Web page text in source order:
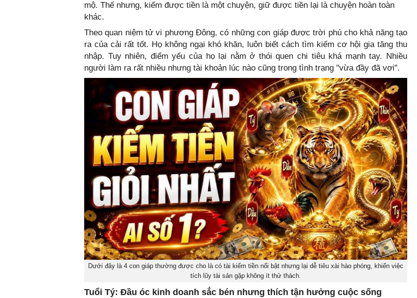
mộ. Thế nhưng, kiếm được tiền là một chuyện, giữ được tiền lại là chuyện hoàn toàn
khác.
Theo quan niệm tử vi phương Đông, có những con giáp được trời phú cho khả năng tạo
ra của cải rất tốt. Họ không ngại khó khăn, luôn biết cách tìm kiếm cơ hội gia tăng thu
nhập. Tuy nhiên, điểm yếu của họ lại nằm ở thói quen chi tiêu khá mạnh tay. Nhiều
người làm ra rất nhiều nhưng tài khoản lúc nào cũng trong tình trạng "vừa đầy đã vơi".
Dưới đây là 4 con giáp thường được cho là có tài kiếm tiền nổi bật nhưng lại dễ tiêu xài hào phóng, khiến việc
tích lũy tài sản gặp không ít thử thách.
Tuổi Tý: Đầu óc kinh doanh sắc bén nhưng thích tận hưởng cuộc sống